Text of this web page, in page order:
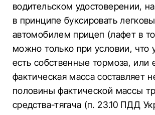
водительском удостоверении,
в принципе буксировать
автомобилем прицеп (лафет в
можно только при условии, что
есть собственные тормоза, или
фактическая масса составляет
половины фактической массы
средства-тягача (п. 23.10 ПДД